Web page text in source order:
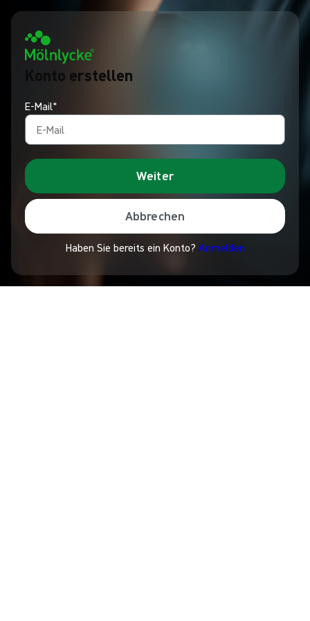
Konto erstellen
E-Mail*
Weiter
Abbrechen
Haben Sie bereits ein Konto? Anmelden